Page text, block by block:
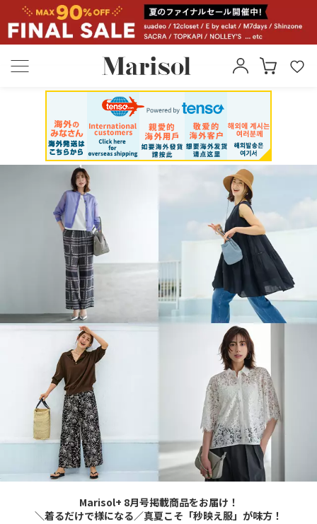
6/1 Mon. RELEASE！
どんなシーンでも涼やか＆素敵に 夏の洗練ワードローブこそマスト！
Marisol+ 9・10月号掲載商品をお届け！
「涼しい秋服」が欲しい！
Marisol+ 8月号掲載商品をお届け！
＼着るだけで様になる／真夏こそ「秒映え服」が味方！
6/1 Mon. RELEASE！
どんなシーンでも涼やか＆素敵に 夏の洗練ワードローブこそマスト！
Marisol+ 9・10月号掲載商品をお届け！
「涼しい秋服」が欲しい！